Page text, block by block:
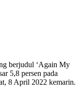
berjudul ‘Again My
5,8 persen pada
8 April 2022 kemarin.